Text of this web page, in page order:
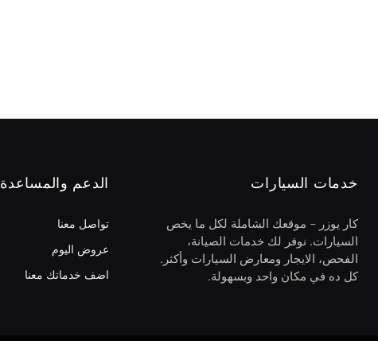
خدمات السيارات
كار يوزر – موقعك الشاملة لكل ما يخص
السيارات. نوفر لك خدمات الصيانة،
الفحص، الايجار ومعارض السيارات وأكثر.
كل ده في مكان واحد وبسهولة.
الدعم والمساعدة
تواصل معنا
عروض اليوم
اضف خدماتك معنا